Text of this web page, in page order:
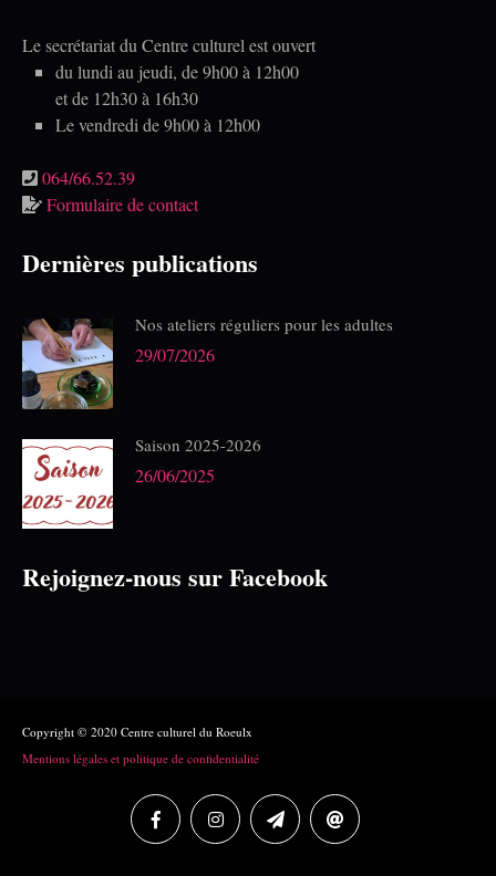
Le secrétariat du Centre culturel est ouvert
du lundi au jeudi, de 9h00 à 12h00
et de 12h30 à 16h30
Le vendredi de 9h00 à 12h00
064/66.52.39
Formulaire de contact
Dernières publications
Nos ateliers réguliers pour les adultes
29/07/2026
Saison 2025-2026
26/06/2025
Rejoignez-nous sur Facebook
Copyright © 2020 Centre culturel du Roeulx
Mentions légales et politique de confidentialité